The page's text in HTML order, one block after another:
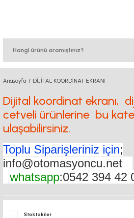
Anasayfa DİJİTAL KOORDİNAT EKRANI
Dijital koordinat ekranı,
cetveli ürünlerine bu
ulaşabilirsiniz.
Toplu Siparişleriniz için;
info@otomasyoncu.net
whatsapp:0542 394 42
Stoktakiler